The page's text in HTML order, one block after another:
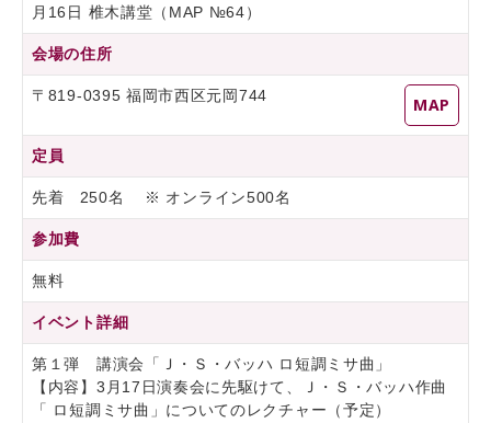
月16日 椎木講堂（MAP №64）
会場の住所
MAP
〒819-0395 福岡市西区元岡744
定員
先着 250名 ※ オンライン500名
参加費
無料
イベント詳細
第１弾 講演会「Ｊ・Ｓ・バッハ ロ短調ミサ曲」
【内容】3月17日演奏会に先駆けて、Ｊ・Ｓ・バッハ作曲
「 ロ短調ミサ曲」についてのレクチャー（予定）